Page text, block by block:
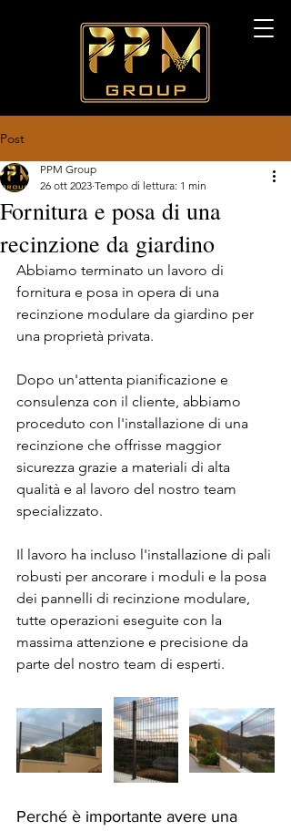
Post
Fornitura e posa di una
recinzione da giardino
PPM Group
26 ott 2023 Tempo di lettura: 1 min
Abbiamo terminato un lavoro di
fornitura e posa in opera di una
recinzione modulare da giardino per
una proprietà privata.
Dopo un'attenta pianificazione e
consulenza con il cliente, abbiamo
proceduto con l'installazione di una
recinzione che offrisse maggior
sicurezza grazie a materiali di alta
qualità e al lavoro del nostro team
specializzato.
Il lavoro ha incluso l'installazione di pali
robusti per ancorare i moduli e la posa
dei pannelli di recinzione modulare,
tutte operazioni eseguite con la
massima attenzione e precisione da
parte del nostro team di esperti.
Perché è importante avere una